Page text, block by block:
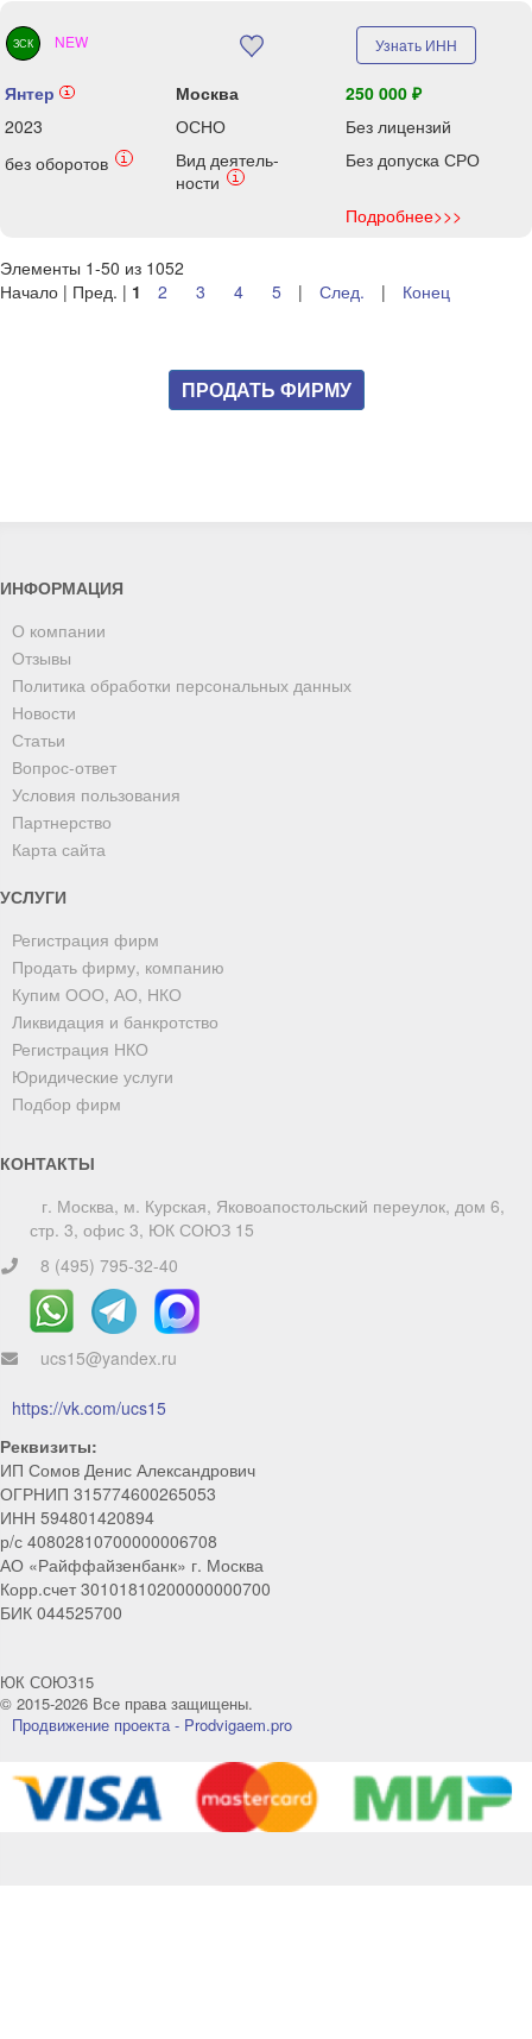
ЗСК NEW Узнать ИНН
Янтер i Москва
250 000 ₽
2023
ОСНО
Без лицензий
без оборотов
i
Вид деятель-
ности
i
Без допуска СРО
Подробнее>>>
Элементы 1-50 из 1052
Начало | Пред. | 1 2 3 4 5 | След. | Конец
ПРОДАТЬ ФИРМУ
ИНФОРМАЦИЯ
О компании
Отзывы
Политика обработки персональных данных
Новости
Статьи
Вопрос-ответ
Условия пользования
Партнерство
Карта сайта
УСЛУГИ
Регистрация фирм
Продать фирму, компанию
Купим ООО, АО, НКО
Ликвидация и банкротство
Регистрация НКО
Юридические услуги
Подбор фирм
КОНТАКТЫ
г. Москва, м. Курская, Яковоапостольский переулок, дом 6,
стр. 3, офис 3, ЮК СОЮЗ 15
8 (495) 795-32-40
ucs15@yandex.ru
https://vk.com/ucs15
Реквизиты:
ИП Сомов Денис Александрович
ОГРНИП 315774600265053
ИНН 594801420894
р/с 40802810700000006708
АО «Райффайзенбанк» г. Москва
Корр.счет 30101810200000000700
БИК 044525700
ЮК СОЮЗ15
© 2015-2026 Все права защищены.
Продвижение проекта - Prodvigaem.pro
ChatApp
Мы на связи!
Позвоните нам или свяжитесь с нами через любой
удобный мессенджер!
Telegram